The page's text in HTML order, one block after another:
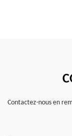
Contactez-nous en